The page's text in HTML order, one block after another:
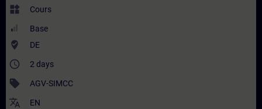
widgets Cours
Base
where_to_vote DE
access_time 2 days
sell AGV-SIMCC
translate EN